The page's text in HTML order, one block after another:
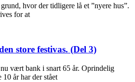
hvor der tidligere lå et ”nyere hus”.
for at
store festivas. (Del 3)
vært bank i snart 65 år. Oprindelig
år har der stået